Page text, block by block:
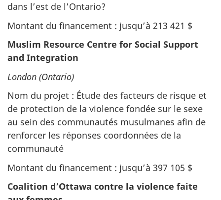
dans l’est de l’Ontario?
Montant du financement : jusqu’à 213 421 $
Muslim Resource Centre for Social Support
and Integration
London (Ontario)
Nom du projet : Étude des facteurs de risque et
de protection de la violence fondée sur le sexe
au sein des communautés musulmanes afin de
renforcer les réponses coordonnées de la
communauté
Montant du financement : jusqu’à 397 105 $
Coalition d’Ottawa contre la violence faite